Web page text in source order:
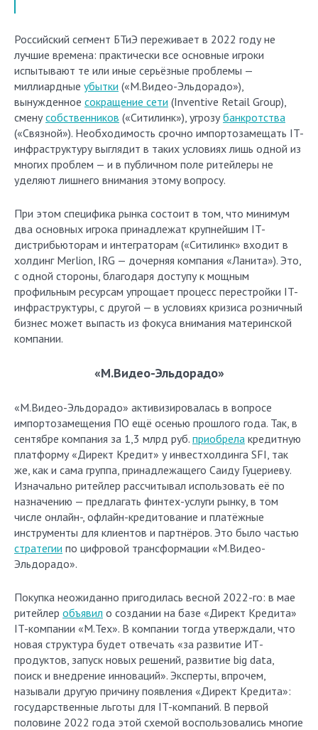
Российский сегмент БТиЭ переживает в 2022 году не
лучшие времена: практически все основные игроки
испытывают те или иные серьёзные проблемы —
миллиардные убытки («М.Видео-Эльдорадо»),
вынужденное сокращение сети (Inventive Retail Group),
сменусобственников («Ситилинк»), угрозубанкротства
(«Связной»). Необходимость срочно импортозамещать IT-
инфраструктуру выглядит в таких условиях лишь одной из
многих проблем — и в публичном поле ритейлеры не
уделяют лишнего внимания этому вопросу.
При этом специфика рынка состоит в том, что минимум
два основных игрока принадлежат крупнейшим IT-
дистрибьюторам и интеграторам («Ситилинк» входит в
холдинг Merlion, IRG — дочерняя компания «Ланита»). Это,
с одной стороны, благодаря доступу к мощным
профильным ресурсам упрощает процесс перестройки IT-
инфраструктуры, с другой — в условиях кризиса розничный
бизнес может выпасть из фокуса внимания материнской
компании.
«М.Видео-Эльдорадо»
«М.Видео-Эльдорадо» активизировалась в вопросе
импортозамещения ПО ещё осенью прошлого года. Так, в
сентябре компания за 1,3 млрд руб. приобрела кредитную
платформу «Директ Кредит» у инвестхолдинга SFI, так
же, как и сама группа, принадлежащего Саиду Гуцериеву.
Изначально ритейлер рассчитывал использовать её по
назначению — предлагать финтех-услуги рынку, в том
числе онлайн-, офлайн-кредитование и платёжные
инструменты для клиентов и партнёров. Это было частью
стратегии по цифровой трансформации «М.Видео-
Эльдорадо».
Покупка неожиданно пригодилась весной 2022-го: в мае
ритейлер объявил о создании на базе «Директ Кредита»
IT-компании «М.Тех». В компании тогда утверждали, что
новая структура будет отвечать «за развитие ИТ-
продуктов, запуск новых решений, развитие big data,
поиск и внедрение инноваций». Эксперты, впрочем,
называли другую причину появления «Директ Кредита»:
государственные льготы для IT-компаний. В первой
половине 2022 года этой схемой воспользовались многие